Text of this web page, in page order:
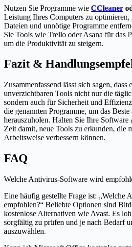
Nutzen Sie Programme wie CCleaner
Leistung Ihres Computers zu optimieren,
Dateien und unnötige Programme
Sie Tools wie Trello oder Asana für das
um die Produktivität zu steigern.
Fazit &
Zusammenfassend lässt sich sagen, dass
unverzichtbaren Tools nicht nur die
sondern auch für Sicherheit und
die genannten Programme, um das Beste
herauszuholen. Halten Sie Ihre
Zeit damit, neue Tools zu erkunden, die
Arbeitsweise verbessern können.
FAQ
Welche Antivirus-Software wird
Eine häufig gestellte Frage ist: „Welche
empfohlen?“ Beliebte Optionen sind
kostenlose Alternativen wie Avast. Es
sorgfältig zu prüfen und je nach Bedarf
auszuwählen.